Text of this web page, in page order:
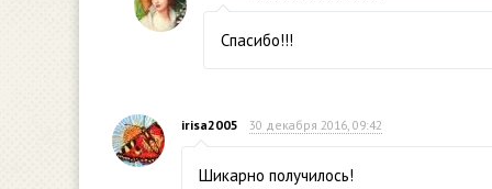
Спасибо!!!
irisa2005 30 декабря 2016, 09:42
Шикарно получилось!